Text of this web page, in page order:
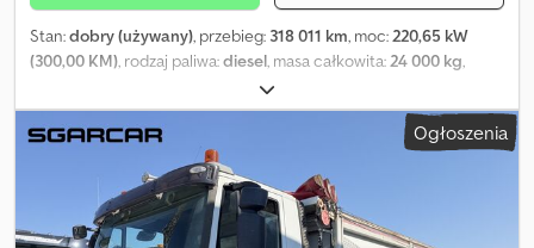
Stan:dobry (używany), przebieg: 318 011 km, moc:220,65 kW
(300,00 KM), rodzaj paliwa:diesel, masa całkowita:24 000 kg,
diesel
klasa emisji:euro1, Rok budowy:1990, Samochód ciężarowy Iveco
330 30H 6x4, moc 300 KM Manualna skrzynia biegów ZF 12m
Zabudowa – pompa do betonu Cifa Invetta 36X, rok prod. 1998
Wysięgnik – 4 sekcje, rurociąg 4” Wysokość podawania pionowa:
36 m Zespół pompujący: Cifa PA 807 D8 HD Maksymalna
wydajność: 78 m³/h Napędzana silnikiem pomocniczym
Ogłoszenia